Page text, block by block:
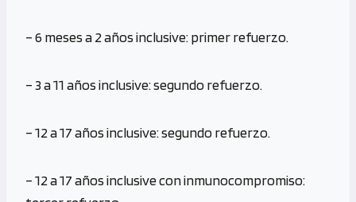
– 6 meses a 2 años inclusive: primer refuerzo.
– 3 a 11 años inclusive: segundo refuerzo.
– 12 a 17 años inclusive: segundo refuerzo.
– 12 a 17 años inclusive con inmunocompromiso: